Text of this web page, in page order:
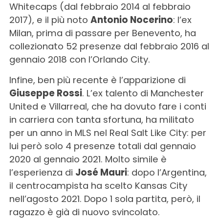
Whitecaps (dal febbraio 2014 al febbraio
2017), e il più noto Antonio Nocerino: l’ex
Milan, prima di passare per Benevento, ha
collezionato 52 presenze dal febbraio 2016 al
gennaio 2018 con l’Orlando City.
Infine, ben più recente è l’apparizione di
Giuseppe Rossi. L’ex talento di Manchester
United e Villarreal, che ha dovuto fare i conti
in carriera con tanta sfortuna, ha militato
per un anno in MLS nel Real Salt Like City: per
lui però solo 4 presenze totali dal gennaio
2020 al gennaio 2021. Molto simile è
l’esperienza di José Mauri: dopo l’Argentina,
il centrocampista ha scelto Kansas City
nell’agosto 2021. Dopo 1 sola partita, però, il
ragazzo è già di nuovo svincolato.